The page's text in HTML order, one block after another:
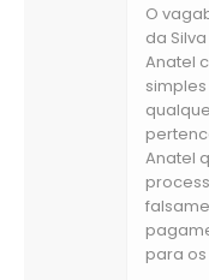
O
da
Anatel
Anatel
para